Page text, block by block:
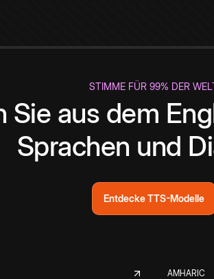
STIMME FÜR 99% DER
Sie aus dem
Sprachen und
Entdecke TTS-Modelle
AMHARIC